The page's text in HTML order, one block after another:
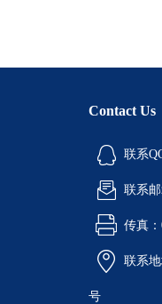
Contact Us
联系
联系邮
传真：
联系
号